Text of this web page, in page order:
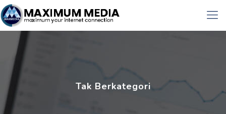
Tak Berkategori